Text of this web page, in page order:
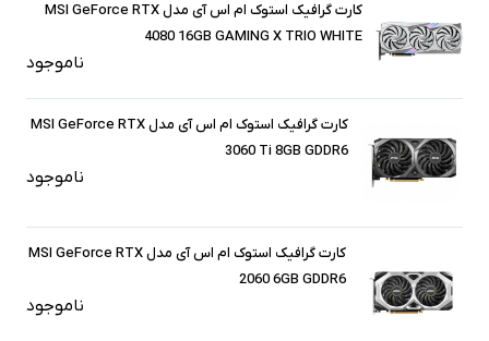
کارت گرافیک استوک ام اس آی مدل MSI GeForce RTX
4080 16GB GAMING X TRIO WHITE
ناموجود
کارت گرافیک استوک ام اس آی مدل MSI GeForce RTX
3060 Ti 8GB GDDR6
ناموجود
کارت گرافیک استوک ام اس آی مدل MSI GeForce RTX
2060 6GB GDDR6
ناموجود